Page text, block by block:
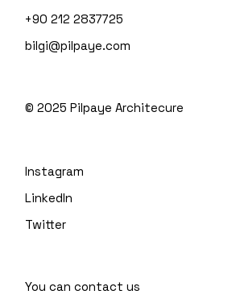
+90 212 2837725
bilgi@pilpaye.com
© 2025Pilpaye Architecure
Instagram
LinkedIn
Twitter
You can contact us